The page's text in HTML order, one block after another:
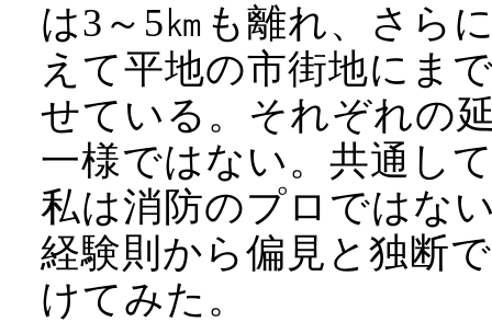
は3～5㎞も離れ、さら
えて平地の市街地にま
せている。それぞれの
一様ではない。共通し
私は消防のプロではな
経験則から偏見と独断
けてみた。